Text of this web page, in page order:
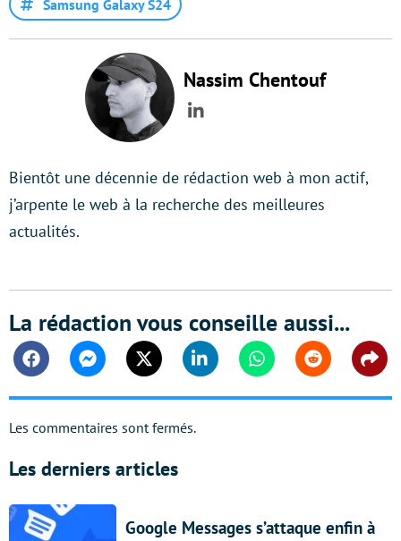
Samsung Galaxy S24
Nassim Chentouf
LinkedIn
Bientôt une décennie de rédaction web à mon actif,
j’arpente le web à la recherche des meilleures
actualités.
La rédaction vous conseille aussi...
FacebookMessengerTwitter Linkedin WhatsappReddit
Les commentaires sont fermés.
Les derniers articles
Google Messages s’attaque enfin à